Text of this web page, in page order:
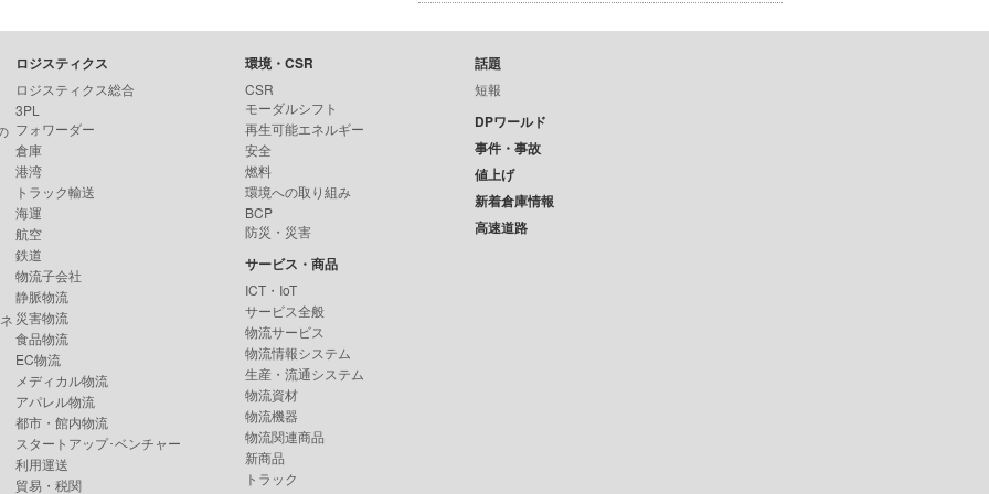
ロジスティクス
ロジスティクス総合
3PL
フォワーダー
倉庫
港湾
トラック輸送
海運
航空
鉄道
物流子会社
静脈物流
災害物流
食品物流
EC物流
メディカル物流
アパレル物流
都市・館内物流
スタートアップ･ベンチャー
利用運送
貿易・税関
環境・CSR
CSR
モーダルシフト
再生可能エネルギー
安全
燃料
環境への取り組み
BCP
防災・災害
サービス・商品
ICT・IoT
サービス全般
物流サービス
物流情報システム
生産・流通システム
物流資材
物流機器
物流関連商品
新商品
トラック
話題
短報
DPワールド
事件・事故
値上げ
新着倉庫情報
高速道路